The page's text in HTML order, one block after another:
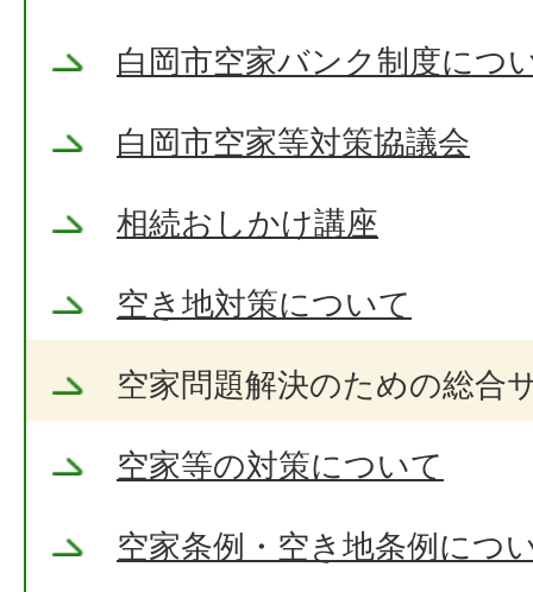
白岡市空家バンク制度につ
白岡市空家等対策協議会
相続おしかけ講座
空き地対策について
空家問題解決のための総合
空家等の対策について
空家条例・空き地条例につ